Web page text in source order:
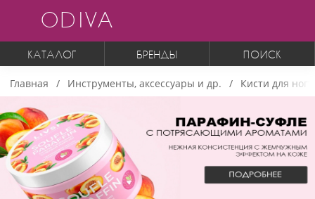
ODIVA
КАТАЛОГ БРЕНДЫ ПОИСК
Главная Инструменты, аксессуары и др. Кисти для